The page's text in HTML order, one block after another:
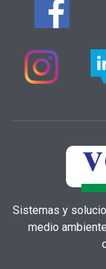
Sistemas y
medio